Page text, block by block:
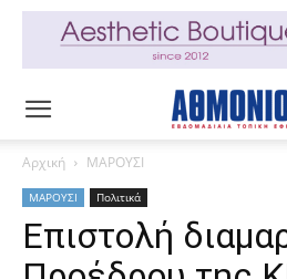
Αρχική ΜΑΡΟΥΣΙ
ΜΑΡΟΥΣΙ Πολιτικά
Επιστολή